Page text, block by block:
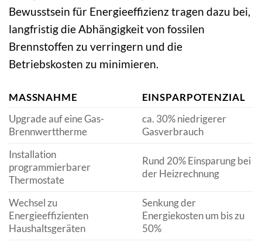
Bewusstsein für Energieeffizienz tragen dazu bei,
langfristig die Abhängigkeit von fossilen
Brennstoffen zu verringern und die
Betriebskosten zu minimieren.
MASSNAHME
EINSPARPOTENZIAL
Upgrade auf eine Gas-
Brennwerttherme
ca. 30% niedrigerer
Gasverbrauch
Installation
programmierbarer
Thermostate
Rund 20% Einsparung bei
der Heizrechnung
Wechsel zu
Energieeffizienten
Haushaltsgeräten
Senkung der
Energiekosten um bis zu
50%